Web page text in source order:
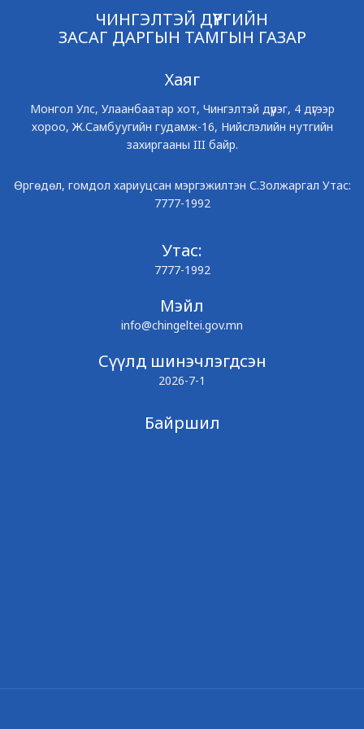
ЧИНГЭЛТЭЙ ДҮҮРГИЙН
ЗАСАГ ДАРГЫН ТАМГЫН ГАЗАР
Хаяг
Монгол Улс, Улаанбаатар хот, Чингэлтэй дүүрэг, 4 дүгээр
хороо, Ж.Самбуугийн гудамж-16, Нийслэлийн нутгийн
захиргааны III байр.
Өргөдөл, гомдол хариуцсан мэргэжилтэн С.Золжаргал Утас:
7777-1992
Утас:
7777-1992
Мэйл
info@chingeltei.gov.mn
Сүүлд шинэчлэгдсэн
2026-7-1
Байршил